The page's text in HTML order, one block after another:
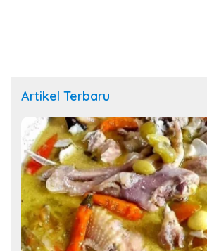
Artikel Terbaru